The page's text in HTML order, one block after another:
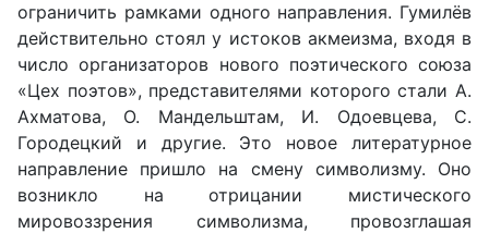
ограничить рамками одного направления. Гумилёв
действительно стоял у истоков акмеизма, входя в
число организаторов нового поэтического союза
«Цех поэтов», представителями которого стали А.
Ахматова, О. Мандельштам, И. Одоевцева, С.
Городецкий и другие. Это новое литературное
направление пришло на смену символизму. Оно
возникло на отрицании мистического
мировоззрения символизма, провозглашая